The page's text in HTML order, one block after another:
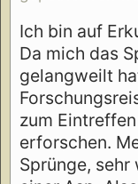
Ich bin auf
Da mich das
gelangweilt
zum
erforschen.
Sprünge,